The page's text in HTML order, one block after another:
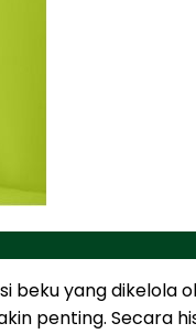
beku yang
penting. Secara